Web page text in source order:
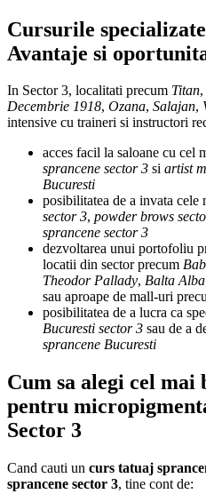
Cursurile
Avantaje si
In Sector 3, localitati precum Titan,
Decembrie 1918, Ozana, Salajan,
intensive cu traineri si instructori
acces facil la saloane cu cel
sprancene sector 3 si artist
Bucuresti
posibilitatea de a invata cele
sector 3, powder brows
sprancene sector 3
dezvoltarea unui portofoliu
locatii din sector precum
Theodor Pallady, Balta Alba
sau aproape de mall-uri
posibilitatea de a lucra ca
Bucuresti sector 3 sau de a
sprancene Bucuresti
Cum sa alegi cel mai
pentru
Sector 3
Cand cauti un curs tatuaj
sprancene sector 3, tine cont de: